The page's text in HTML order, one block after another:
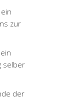
zur
selber
der